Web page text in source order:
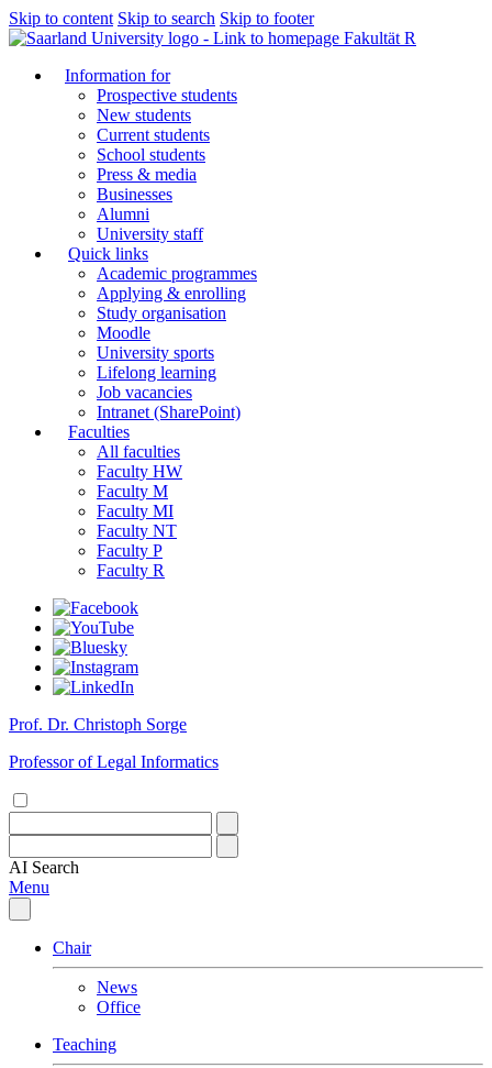
Skip to content Skip to search Skip to footer
Fakultät R
Information for
Prospective students
New students
Current students
School students
Press & media
Businesses
Alumni
University staff
Quick links
Academic programmes
Applying & enrolling
Study organisation
Moodle
University sports
Lifelong learning
Job vacancies
Intranet (SharePoint)
Faculties
All faculties
Faculty HW
Faculty M
Faculty MI
Faculty NT
Faculty P
Faculty R
Prof. Dr. Christoph Sorge
Professor of Legal Informatics
AI Search
Menu
Chair
News
Office
Teaching